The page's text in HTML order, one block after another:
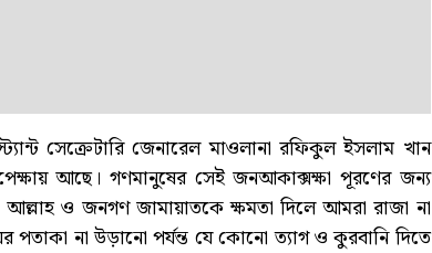
সেক্রেটারি জেনারেল মাওলানা রফিকুল ইসলাম খান
আছে। গণমানুষের সেই জনআকাক্সক্ষা পূরণের জন্য
ও জনগণ জামায়াতকে ক্ষমতা দিলে আমরা রাজা না
না উড়ানো পর্যন্ত যে কোনো ত্যাগ ও কুরবানি দিতে